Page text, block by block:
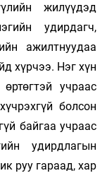
жилүүдэд
удирдагч,
ажилтнуудаа
хүрчээ. Нэг хүн
учраас
болсон
байгаа учраас
удирдлагын
руу гараад, хар